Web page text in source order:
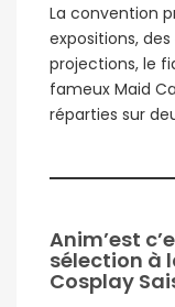
La convention
expositions,
projections, le
fameux Maid
réparties sur
Anim’est
sélection à
Cosplay